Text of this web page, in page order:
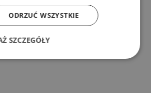
xTool S1
ODRZUĆ WSZYSTKIE
SZCZEGÓŁY